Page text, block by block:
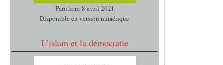
Parution: 8 avril 2021
Disponible en version numérique
L’islam et la démocratie